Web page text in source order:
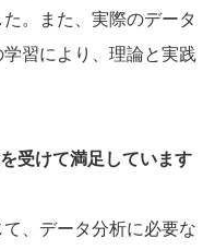
。また、実際のデータ
習により、理論と実践
受けて満足しています
、データ分析に必要な